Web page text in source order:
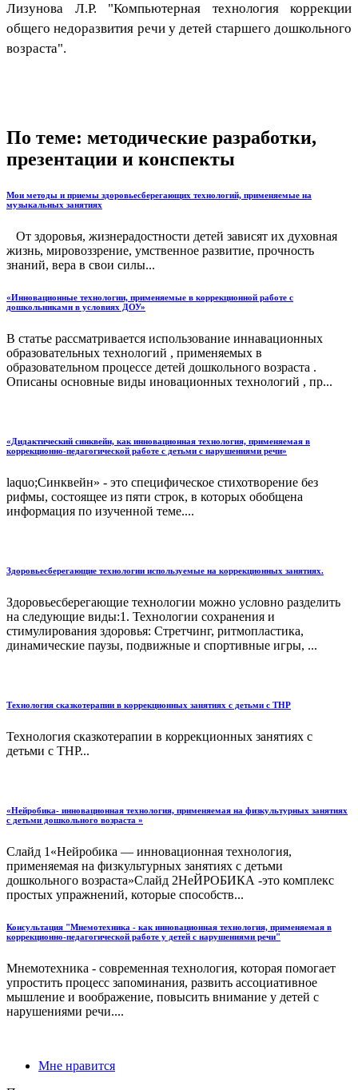
Лизунова Л.Р. "Компьютерная технология коррекции
общего недоразвития речи у детей старшего дошкольного
возраста".
По теме: методические разработки,
презентации и конспекты
Мои методы и приемы здоровьесберегающих технологий, применяемые на
музыкальных занятиях
От здоровья, жизнерадостности детей зависят их духовная
жизнь, мировоззрение, умственное развитие, прочность
знаний, вера в свои силы...
«Инновационные технологии, применяемые в коррекционной работе с
дошкольниками в условиях ДОУ»
В статье рассматривается использование иннавационных
образовательных технологий , применяемых в
образовательном процессе детей дошкольного возраста .
Описаны основные виды иновационных технологий , пр...
«Дидактический синквейн, как инновационная технология, применяемая в
коррекционно-педагогической работе с детьми с нарушениями речи»
laquo;Синквейн» - это специфическое стихотворение без
рифмы, состоящее из пяти строк, в которых обобщена
информация по изученной теме....
Здоровьесберегающие технологии используемые на коррекционных занятиях.
Здоровьесберегающие технологии можно условно разделить
на следующие виды:1. Технологии сохранения и
стимулирования здоровья: Стретчинг, ритмопластика,
динамические паузы, подвижные и спортивные игры, ...
Технология сказкотерапии в коррекционных занятиях с детьми с ТНР
Технология сказкотерапии в коррекционных занятиях с
детьми с ТНР...
«Нейробика- инновационная технология, применяемая на физкультурных занятиях
с детьми дошкольного возраста »
Слайд 1«Нейробика — инновационная технология,
применяемая на физкультурных занятиях с детьми
дошкольного возраста»Слайд 2НеЙРОБИКА -это комплекс
простых упражнений, которые способств...
Консультация "Мнемотехника - как инновационная технология, применяемая в
коррекционно-педагогической работе у детей с нарушениями речи"
Мнемотехника - современная технология, которая помогает
упростить процесс запоминания, развить ассоциативное
мышление и воображение, повысить внимание у детей с
нарушениями речи....
Мне нравится